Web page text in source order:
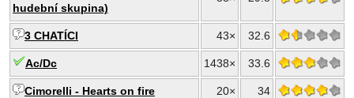
hudební skupina)
3 CHATÍCI 43× 32.6
Ac/Dc 1438× 33.6
Cimorelli - Hearts on fire 20× 34